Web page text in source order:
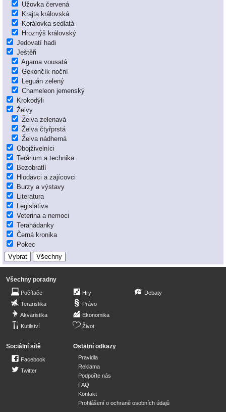
Užovka červená
Krajta královská
Korálovka sedlatá
Hroznýš královský
Jedovatí hadi
Ještěři
Agama vousatá
Gekončík noční
Leguán zelený
Chameleon jemenský
Krokodýli
Želvy
Želva zelenavá
Želva čtyřprstá
Želva nádherná
Obojživelníci
Terárium a technika
Bezobratlí
Hlodavci a zajícovci
Burzy a výstavy
Literatura
Legislativa
Veterina a nemoci
Terahádanky
Černá kronika
Pokec
Všechny poradny
Počítače
Teraristika
Akvaristika
Kutilství
Hry
Právo
Ekonomika
Život
Debaty
Sociální sítě
Facebook
Twitter
Ostatní odkazy
Pravidla
Reklama
Podpořte nás
FAQ
Kontakt
Prohlášení o ochraně osobních údajů